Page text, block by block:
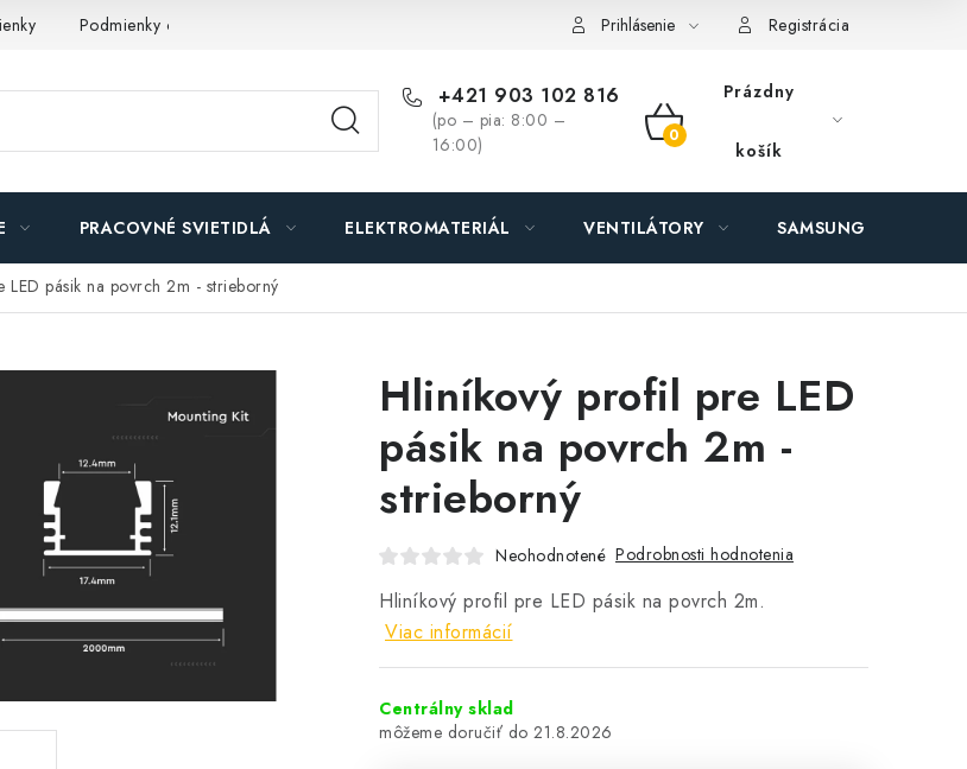
Podmienky ochrany osobných údajov O nás - MEGALED & JANTON Zákamenné Zľavy pre profíkov
Prihlásenie Registrácia
+421 903 102 816
(po – pia: 8:00 –
16:00)
NÁKUPNÝ
KOŠÍK
Prázdny
košík
PRACOVNÉ SVIETIDLÁ ELEKTROMATERIÁL VENTILÁTORY SAMSUNG SVIETIDLÁ
pásik na povrch 2m - strieborný
Hliníkový profil pre LED
pásik na povrch 2m -
strieborný
Neohodnotené Podrobnosti hodnotenia
Hliníkový profil pre LED pásik na povrch 2m.
Viac informácií
Centrálny sklad
21.8.2026